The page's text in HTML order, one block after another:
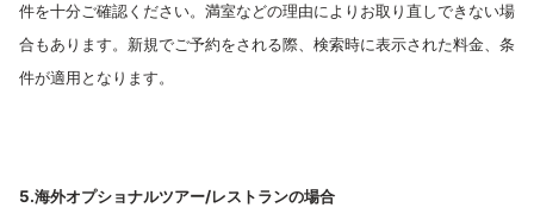
件を十分ご確認ください。満室などの理由によりお取り直しできない場
合もあります。新規でご予約をされる際、検索時に表示された料金、条
件が適用となります。
5.海外オプショナルツアー/レストランの場合